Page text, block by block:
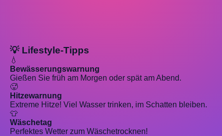
💡 Lifestyle-Tipps
💧
Bewässerungswarnung
Gießen Sie früh am Morgen oder spät am Abend.
🥵
Hitzewarnung
Extreme Hitze! Viel Wasser trinken, im Schatten bleiben.
👕
Wäschetag
Perfektes Wetter zum Wäschetrocknen!